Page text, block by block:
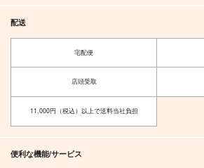
配送
宅配便
店頭受取
11,000円（税込）以上で送料当社負担
便利な機能/サービス